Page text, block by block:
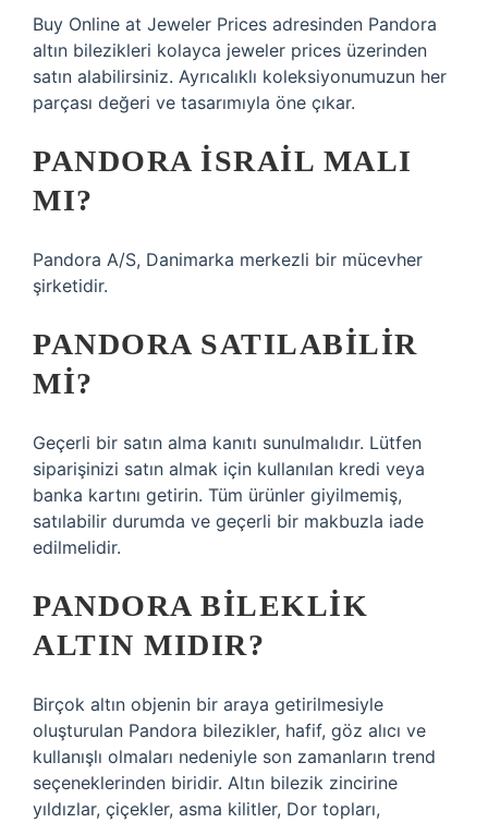
Buy Online at Jeweler Prices adresinden Pandora
altın bilezikleri kolayca jeweler prices üzerinden
satın alabilirsiniz. Ayrıcalıklı koleksiyonumuzun her
parçası değeri ve tasarımıyla öne çıkar.
PANDORA İSRAIL MALI
MI?
Pandora A/S, Danimarka merkezli bir mücevher
şirketidir.
PANDORA SATILABILIR
MI?
Geçerli bir satın alma kanıtı sunulmalıdır. Lütfen
siparişinizi satın almak için kullanılan kredi veya
banka kartını getirin. Tüm ürünler giyilmemiş,
satılabilir durumda ve geçerli bir makbuzla iade
edilmelidir.
PANDORA BILEKLIK
ALTIN MIDIR?
Birçok altın objenin bir araya getirilmesiyle
oluşturulan Pandora bilezikler, hafif, göz alıcı ve
kullanışlı olmaları nedeniyle son zamanların trend
seçeneklerinden biridir. Altın bilezik zincirine
yıldızlar, çiçekler, asma kilitler, Dor topları,